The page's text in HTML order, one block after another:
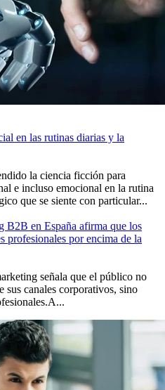
en las rutinas diarias y la
la ciencia ficción para
e incluso emocional en la rutina
que se siente con particular...
B2B en España afirma que los
profesionales por encima de la
señala que el público no
sus canales corporativos, sino